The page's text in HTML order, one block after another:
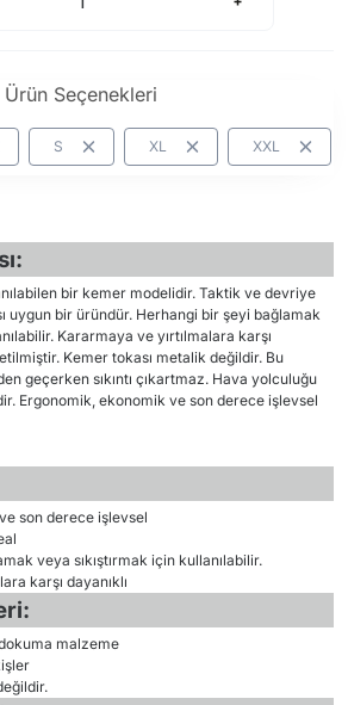
Ürün Seçenekleri
S XL XXL
bir kemer modelidir. Taktik ve devriye
uygun bir üründür. Herhangi bir şeyi bağlamak
Kararmaya ve yırtılmalara karşı
Kemer tokası metalik değildir. Bu
geçerken sıkıntı çıkartmaz. Hava yolculuğu
Ergonomik, ekonomik ve son derece işlevsel
son derece işlevsel
veya sıkıştırmak için kullanılabilir.
karşı dayanıklı
malzeme